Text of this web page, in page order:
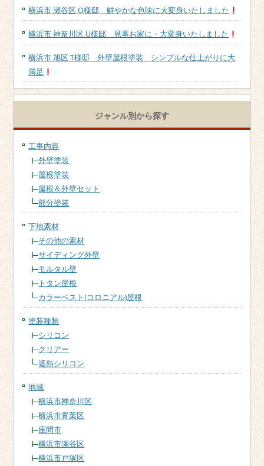
横浜市 瀬谷区 O様邸 鮮やかな色味に大変身いたしました
横浜市 神奈川区 U様邸 見事お家に・大変身いたしました
横浜市 旭区 T様邸 外壁屋根塗装 シンプルな仕上がりに大
満足
ジャンル別から探す
工事内容
外壁塗装
屋根塗装
屋根＆外壁セット
部分塗装
下地素材
その他の素材
サイディング外壁
モルタル壁
トタン屋根
カラーベスト(コロニアル)屋根
塗装種類
シリコン
クリアー
遮熱シリコン
地域
横浜市神奈川区
横浜市青葉区
座間市
横浜市瀬谷区
横浜市戸塚区